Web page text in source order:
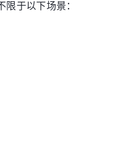
于以下场景：